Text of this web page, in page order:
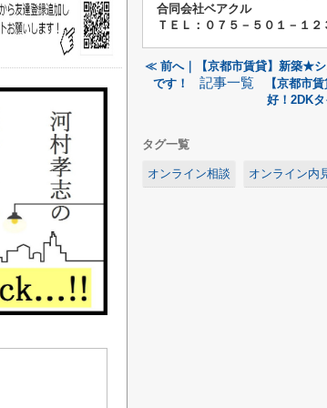
合同会社ベアクル
ＴＥＬ：０７５－５０１－１２
≪ 前へ｜【京都市賃貸】新築★シ
です！
記事一覧
【京都市
好！2DK
タグ一覧
オンライン相談 オンライン内